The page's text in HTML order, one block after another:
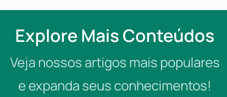
Explore Mais Conteúdos
Veja nossos artigos mais populares
e expanda seus conhecimentos!